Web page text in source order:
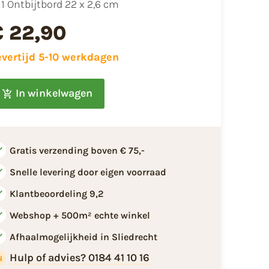
​1 Ontbijtbord 22 x 2,6 cm
22,90
5-10 werkdagen
In winkelwagen
Gratis verzending boven € 75,-
Snelle levering door eigen voorraad
Klantbeoordeling 9,2
Webshop + 500m² echte winkel
Afhaalmogelijkheid in Sliedrecht
Hulp of advies? 0184 41 10 16